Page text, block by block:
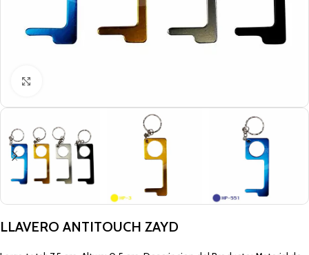
LLAVERO ANTITOUCH ZAYD